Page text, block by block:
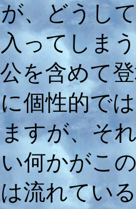
、どうし
ってしま
を含めて
個性的では
すが、そ
何かがこ
流れてい